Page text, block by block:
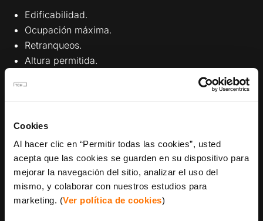
Cookies
Al hacer clic en “Permitir todas las cookies”, usted
acepta que las cookies se guarden en su dispositivo para
mejorar la navegación del sitio, analizar el uso del
mismo, y colaborar con nuestros estudios para
marketing. (Ver política de cookies)
Edificabilidad.
Ocupación máxima.
Retranqueos.
Altura permitida.
Topografía.
Necesidad de movimientos de tierra.
Condiciones municipales específicas.
También hay que tener en cuenta licencias, tasas y
permisos oficiales. Estos costes pueden variar